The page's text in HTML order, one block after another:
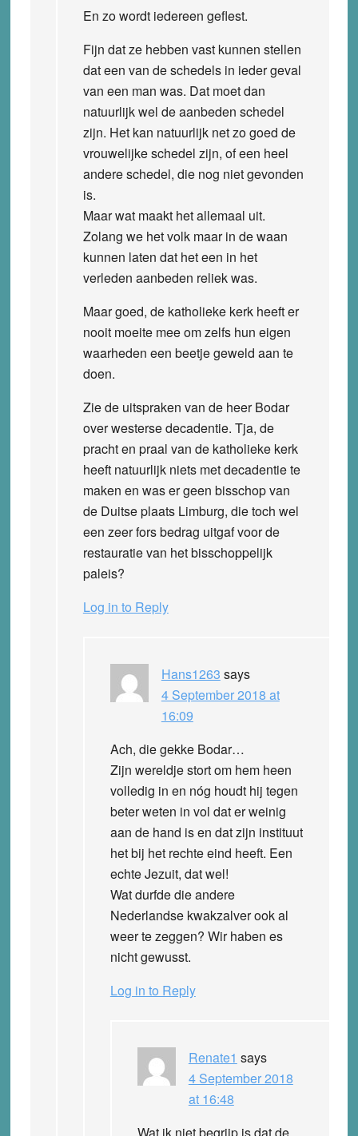
En zo wordt iedereen geflest.
Fijn dat ze hebben vast kunnen stellen
dat een van de schedels in ieder geval
van een man was. Dat moet dan
natuurlijk wel de aanbeden schedel
zijn. Het kan natuurlijk net zo goed de
vrouwelijke schedel zijn, of een heel
andere schedel, die nog niet gevonden
is.
Maar wat maakt het allemaal uit.
Zolang we het volk maar in de waan
kunnen laten dat het een in het
verleden aanbeden reliek was.
Maar goed, de katholieke kerk heeft er
nooit moeite mee om zelfs hun eigen
waarheden een beetje geweld aan te
doen.
Zie de uitspraken van de heer Bodar
over westerse decadentie. Tja, de
pracht en praal van de katholieke kerk
heeft natuurlijk niets met decadentie te
maken en was er geen bisschop van
de Duitse plaats Limburg, die toch wel
een zeer fors bedrag uitgaf voor de
restauratie van het bisschoppelijk
paleis?
Log in to Reply
Hans1263 says
4 September 2018 at
16:09
Ach, die gekke Bodar…
Zijn wereldje stort om hem heen
volledig in en nóg houdt hij tegen
beter weten in vol dat er weinig
aan de hand is en dat zijn instituut
het bij het rechte eind heeft. Een
echte Jezuit, dat wel!
Wat durfde die andere
Nederlandse kwakzalver ook al
weer te zeggen? Wir haben es
nicht gewusst.
Log in to Reply
Renate1 says
4 September 2018
at 16:48
Wat ik niet begrijp is dat de